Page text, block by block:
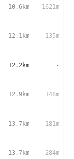
10.6km 1621m
12.1km 135m
12.2km -
12.9km 148m
13.7km 181m
13.7km 284m